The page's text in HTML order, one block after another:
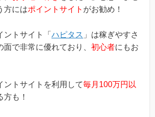
方にはポイントサイト がお勧め！
ントサイト「 ハピタス 」は稼ぎやすさ
で非常に優れており、 初心者にもお
ントサイトを利用して毎月100万円以
方も！